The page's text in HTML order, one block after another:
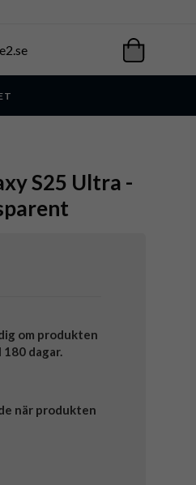
S25 Ultra -
om produkten
dagar.
när produkten